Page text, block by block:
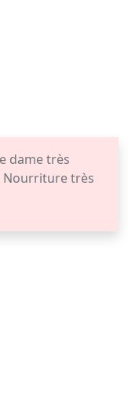
dame très
Nourriture très